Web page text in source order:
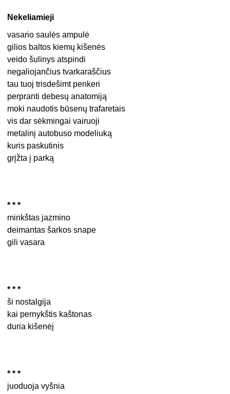
Nekeliamieji
vasario saulės ampulė
gilios baltos kiemų kišenės
veido šulinys atspindi
negaliojančius tvarkaraščius
tau tuoj trisdešimt penkeri
perpranti debesų anatomiją
moki naudotis būsenų trafaretais
vis dar sėkmingai vairuoji
metalinį autobuso modeliuką
kuris paskutinis
grįžta į parką
* * *
minkštas jazmino
deimantas šarkos snape
gili vasara
* * *
ši nostalgija
kai pernykštis kaštonas
duria kišenėj
* * *
juoduoja vyšnia